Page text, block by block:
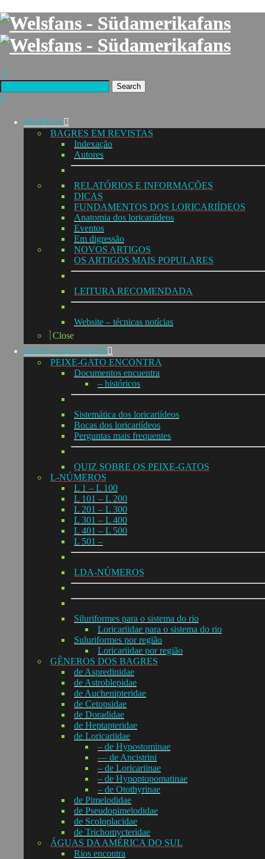
Search
NOTÍCIA
BAGRES EM REVISTAS
Indexação
Autores
RELATÓRIOS E INFORMAÇÕES
DICAS
FUNDAMENTOS DOS LORICARIÍDEOS
Anatomia dos loricariídeos
Eventos
Em digressão
NOVOS ARTIGOS
OS ARTIGOS MAIS POPULARES
LEITURA RECOMENDADA
Website – técnicas notícias
Close
BANCO DE DATOS
PEIXE-GATO ENCONTRA
Documentos encuentra
– históricos
Sistemática dos loricariídeos
Bocas dos loricariídeos
Perguntas mais frequentes
QUIZ SOBRE OS PEIXE-GATOS
L-NÚMEROS
L 1 – L 100
L 101 – L 200
L 201 – L 300
L 301 – L 400
L 401 – L 500
L 501 –
LDA-NÚMEROS
Siluriformes para o sistema do rio
Loricariidae para o sistema do rio
Suluriformes por região
Loricariidae por região
GÊNEROS DOS BAGRES
de Aspredinidae
de Astroblepidae
de Auchenipteridae
de Cetopsidae
de Doradidae
de Heptapteridae
de Loricariidae
– de Hypostominae
— de Ancistrini
– de Loricariinae
– de Hypoptopomatinae
– de Otothyrinae
de Pimelodidae
de Pseudopimelodidae
de Scoloplacidae
de Trichomycteridae
ÁGUAS DA AMÉRICA DO SUL
Rios encontra